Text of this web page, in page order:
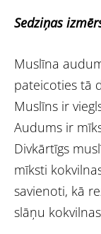
Sedziņas
Muslīna
pateicoties tā
Muslīns ir
Audums ir
Divkārtīgs
mīksti
savienoti, kā
slāņu